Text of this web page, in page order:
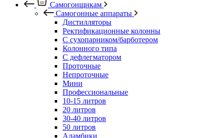
Самогонщикам
Самогонные аппараты
Дистилляторы
Ректификационные колонны
С сухопарником/барботером
Колонного типа
С дефлегматором
Проточные
Непроточные
Мини
Профессиональные
10-15 литров
20 литров
30-40 литров
50 литров
Аламбики